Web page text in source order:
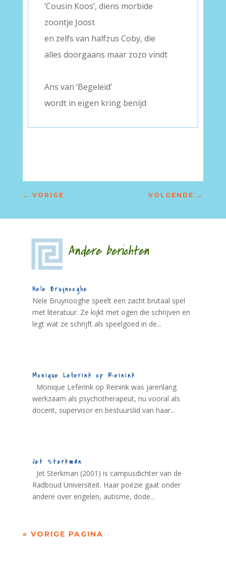
‘Cousin Koos’, diens morbide
zoontje Joost
en zelfs van halfzus Coby, die
alles doorgaans maar zozo vindt
Ans van ‘Begeleid’
wordt in eigen kring benijd
← VORIGE VOLGENDE →
Andere berichten
Nele Bruynooghe
Nele Bruynooghe speelt een zacht brutaal spel
met literatuur. Ze kijkt met ogen die schrijven en
legt wat ze schrijft als speelgoed in de...
Monique Leferink op Reinink
Monique Leferink op Reinink was jarenlang
werkzaam als psychotherapeut, nu vooral als
docent, supervisor en bestuurslid van haar...
Jet Sterkman
Jet Sterkman (2001) is campusdichter van de
Radboud Universiteit. Haar poëzie gaat onder
andere over engelen, autisme, dode...
« VORIGE PAGINA